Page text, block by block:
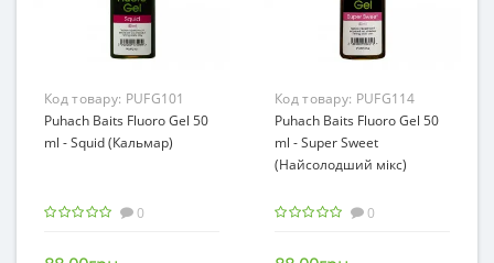
Код товару: PUFG101
Puhach Baits Fluoro Gel 50
ml - Squid (Кальмар)
0
Код товару: PUFG114
Puhach Baits Fluoro Gel 50
ml - Super Sweet
(Найсолодший мікс)
0